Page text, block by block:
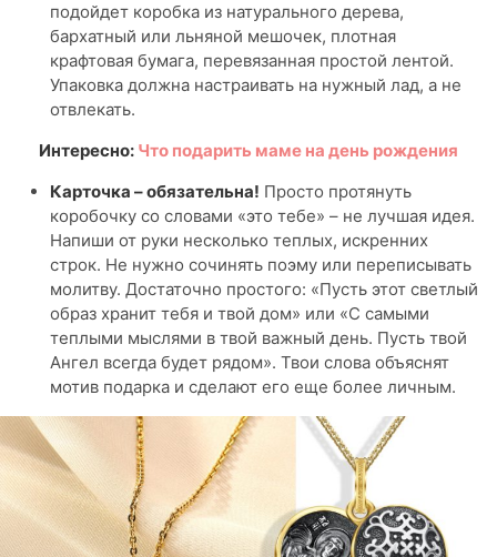
подойдет коробка из натурального дерева,
бархатный или льняной мешочек, плотная
крафтовая бумага, перевязанная простой лентой.
Упаковка должна настраивать на нужный лад, а не
отвлекать.
Интересно: Что подарить маме на день рождения
Карточка – обязательна! Просто протянуть
коробочку со словами «это тебе» – не лучшая идея.
Напиши от руки несколько теплых, искренних
строк. Не нужно сочинять поэму или переписывать
молитву. Достаточно простого: «Пусть этот светлый
образ хранит тебя и твой дом» или «С самыми
теплыми мыслями в твой важный день. Пусть твой
Ангел всегда будет рядом». Твои слова объяснят
мотив подарка и сделают его еще более личным.